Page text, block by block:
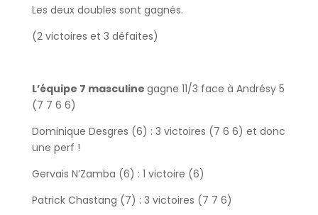
Les deux doubles sont gagnés.
(2 victoires et 3 défaites)
L’équipe 7 masculine gagne 11/3 face à Andrésy 5
(7 7 6 6)
Dominique Desgres (6) : 3 victoires (7 6 6) et donc
une perf !
Gervais N’Zamba (6) : 1 victoire (6)
Patrick Chastang (7) : 3 victoires (7 7 6)